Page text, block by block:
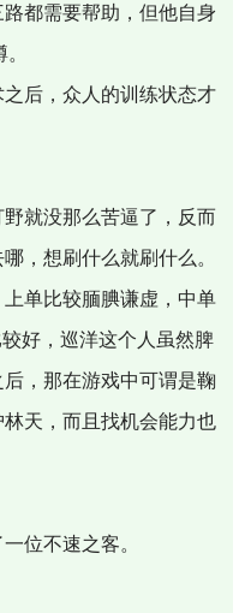
都需要帮助，但他自身
后，众人的训练状态才
就没那么苦逼了，反而
，想刷什么就刷什么。
单比较腼腆谦虚，中单
好，巡洋这个人虽然脾
，那在游戏中可谓是鞠
天，而且找机会能力也
位不速之客。